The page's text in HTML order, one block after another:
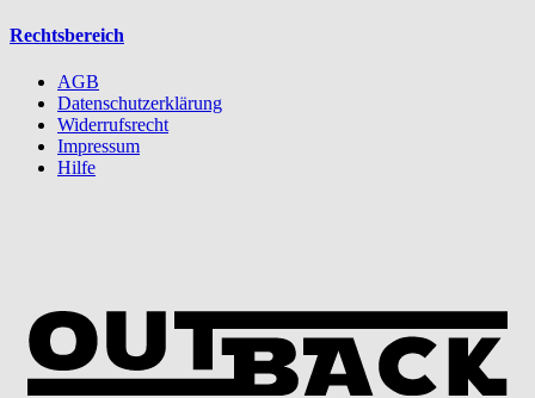
Rechtsbereich
AGB
Datenschutzerklärung
Widerrufsrecht
Impressum
Hilfe